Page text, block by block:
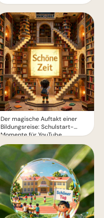
Der magische Auftakt einer
Bildungsreise: Schulstart-
Momente für YouTube